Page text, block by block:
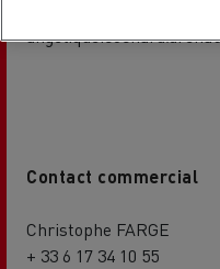
Contact commercial
Christophe FARGE
+ 33 6 17 34 10 55